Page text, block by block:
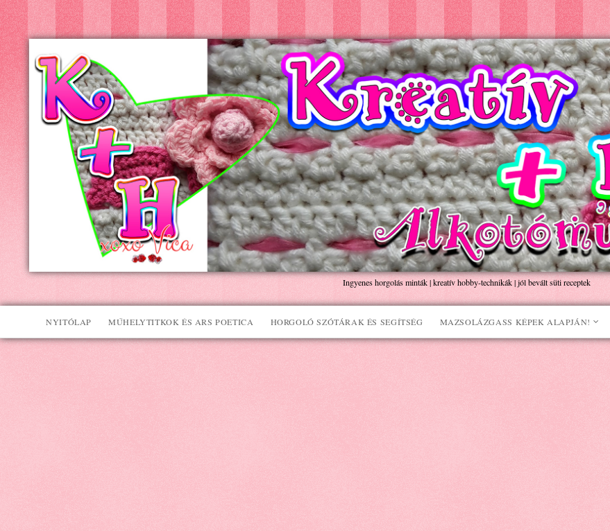
Kreatív+Hobby
Alkotóműhely
Ingyenes horgolás minták | kreatív hobby-technikák | jól bevált süti receptek
NYITÓLAP MŰHELYTITKOK ÉS ARS POETICA HORGOLÓ SZÓTÁRAK ÉS SEGÍTSÉG MAZSOLÁZGASS KÉPEK ALAPJÁN!